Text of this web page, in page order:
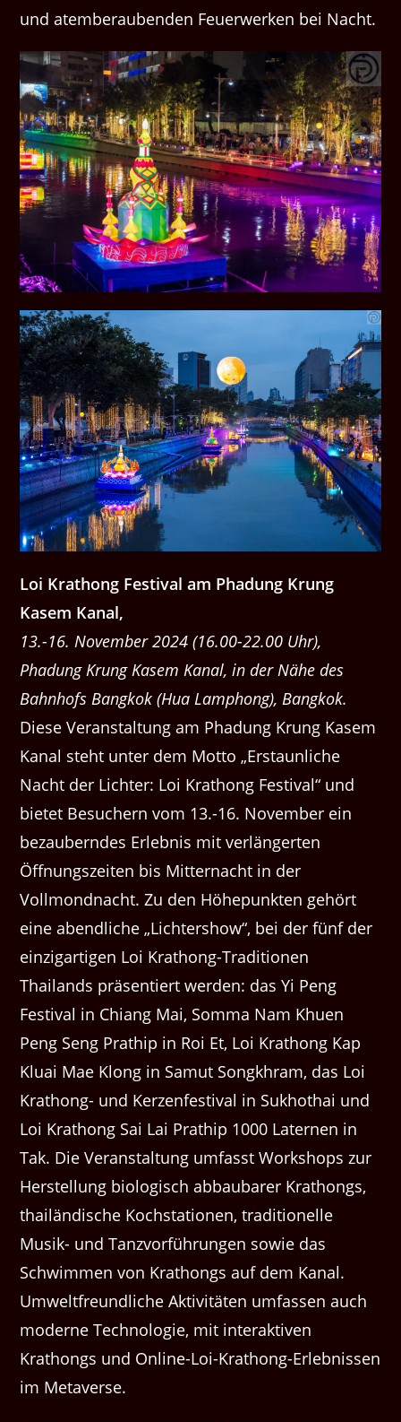
und atemberaubenden Feuerwerken bei Nacht.
Loi Krathong Festival am Phadung Krung
Kasem Kanal,
13.-16. November 2024 (16.00-22.00 Uhr),
Phadung Krung Kasem Kanal, in der Nähe des
Bahnhofs Bangkok (Hua Lamphong), Bangkok.
Diese Veranstaltung am Phadung Krung Kasem
Kanal steht unter dem Motto „Erstaunliche
Nacht der Lichter: Loi Krathong Festival“ und
bietet Besuchern vom 13.-16. November ein
bezauberndes Erlebnis mit verlängerten
Öffnungszeiten bis Mitternacht in der
Vollmondnacht. Zu den Höhepunkten gehört
eine abendliche „Lichtershow“, bei der fünf der
einzigartigen Loi Krathong-Traditionen
Thailands präsentiert werden: das Yi Peng
Festival in Chiang Mai, Somma Nam Khuen
Peng Seng Prathip in Roi Et, Loi Krathong Kap
Kluai Mae Klong in Samut Songkhram, das Loi
Krathong- und Kerzenfestival in Sukhothai und
Loi Krathong Sai Lai Prathip 1000 Laternen in
Tak. Die Veranstaltung umfasst Workshops zur
Herstellung biologisch abbaubarer Krathongs,
thailändische Kochstationen, traditionelle
Musik- und Tanzvorführungen sowie das
Schwimmen von Krathongs auf dem Kanal.
Umweltfreundliche Aktivitäten umfassen auch
moderne Technologie, mit interaktiven
Krathongs und Online-Loi-Krathong-Erlebnissen
im Metaverse.